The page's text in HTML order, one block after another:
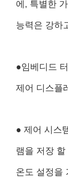
에, 특별한
능력은 강하
●임베디드
제어 디스플
● 제어 시스
램을 저장 할
온도 설정을